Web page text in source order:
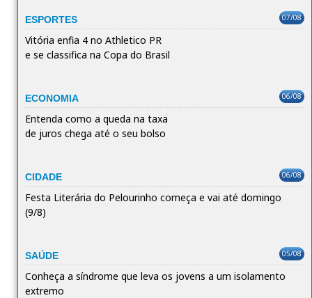
ESPORTES 07/08
Vitória enfia 4 no Athletico PR
e se classifica na Copa do Brasil
ECONOMIA 06/08
Entenda como a queda na taxa
de juros chega até o seu bolso
CIDADE 06/08
Festa Literária do Pelourinho começa e vai até domingo
(9/8)
SAÚDE 05/08
Conheça a síndrome que leva os jovens a um isolamento
extremo